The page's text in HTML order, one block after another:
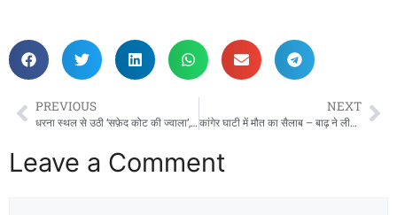
PREVIOUS
धरना स्थल से उठी ‘सफ़ेद कोट की ज्वाला’, 10वें दिन भी अडिग NHM कर्मचारी – राजधानी में स्वास्थ्य सेवाएँ ठप, मरीज बेहाल!”
NEXT
कांगेर घाटी में मौत का सैलाब – बाढ़ ने लील लिया पूरा परिवार:जगदलपुर से दिल दहला देने वाली खबर!
Leave a Comment